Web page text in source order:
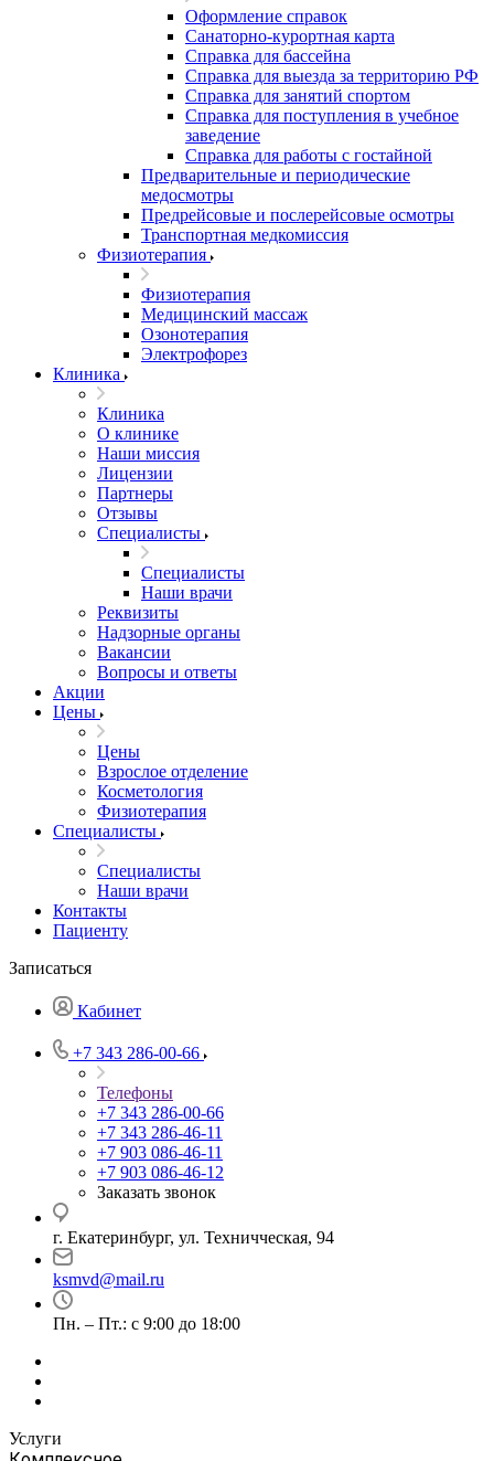
Оформление справок
Санаторно-курортная карта
Справка для бассейна
Справка для выезда за территорию РФ
Справка для занятий спортом
Справка для поступления в учебное
заведение
Справка для работы с гостайной
Предварительные и периодические
медосмотры
Предрейсовые и послерейсовые осмотры
Транспортная медкомиссия
Физиотерапия
Физиотерапия
Медицинский массаж
Озонотерапия
Электрофорез
Клиника
Клиника
О клинике
Наши миссия
Лицензии
Партнеры
Отзывы
Специалисты
Специалисты
Наши врачи
Реквизиты
Надзорные органы
Вакансии
Вопросы и ответы
Акции
Цены
Цены
Взрослое отделение
Косметология
Физиотерапия
Специалисты
Специалисты
Наши врачи
Контакты
Пациенту
Записаться
Кабинет
+7 343 286-00-66
Телефоны
+7 343 286-00-66
+7 343 286-46-11
+7 903 086-46-11
+7 903 086-46-12
Заказать звонок
г. Екатеринбург, ул. Техничческая, 94
ksmvd@mail.ru
Пн. – Пт.: с 9:00 до 18:00
Услуги